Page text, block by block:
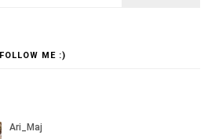
FOLLOW ME :)